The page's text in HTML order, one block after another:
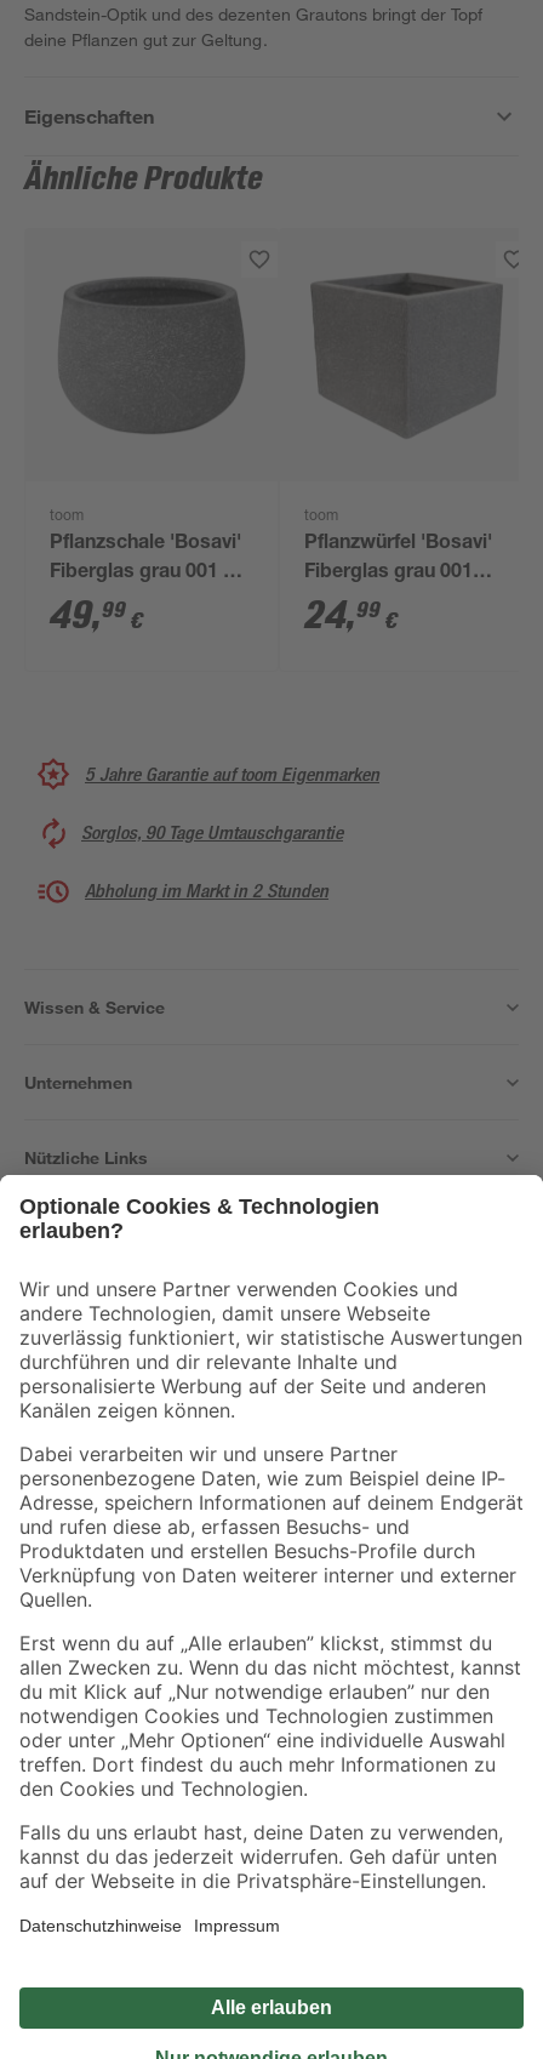
Sandstein-Optik und des dezenten Grautons bringt der Topf
deine Pflanzen gut zur Geltung.
Eigenschaften
Ähnliche Produkte
toom
Pflanzschale 'Bosavi'
Fiberglas grau 001 Ø
44 x 30 cm
49,99 €
toom
Pflanzwürfel 'Bosavi'
Fiberglas grau 001
28x26cm
24,99 €
5 Jahre Garantie auf toom Eigenmarken
Sorglos, 90 Tage Umtauschgarantie
Abholung im Markt in 2 Stunden
Wissen & Service
Unternehmen
Nützliche Links
Der toom Newsletter: Keine Angebote und Aktionen mehr verpassen!
Zur Newsletter Anmeldung
Folge uns
Zahlungsarten Versandarten
Sicher einkaufen
Jetzt die toom-App herunterladen
Alle Preisangaben in EUR inkl. gesetzl. MwSt.. Die dargestellten Angebote sind unter
Umständen nicht in allen Märkten verfügbar. Die angegebenen Verfügbarkeiten beziehen
Produkte nur solange der Vorrat reicht.
*Paketversand ab 59 € versandkostenfrei, gilt nicht für Artikel mit Speditionsversand, hier
Privatsphäre Impressum
Nutzungsbedingungen
Widerrufsrecht
Vertrag widerrufen